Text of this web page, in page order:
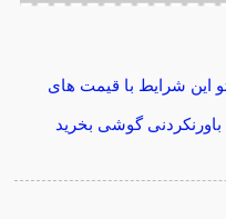
این شرایط با قیمت های
باورنکردنی گوشی بخرید